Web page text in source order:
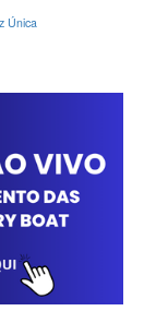
Única